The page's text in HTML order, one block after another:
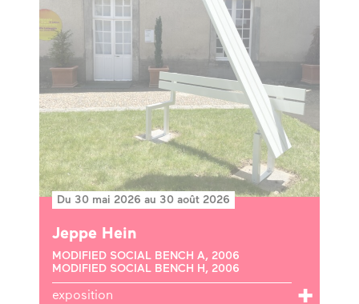
Du 30 mai 2026 au 30 août 2026
Jeppe Hein
MODIFIED SOCIAL BENCH A, 2006
MODIFIED SOCIAL BENCH H, 2006
exposition